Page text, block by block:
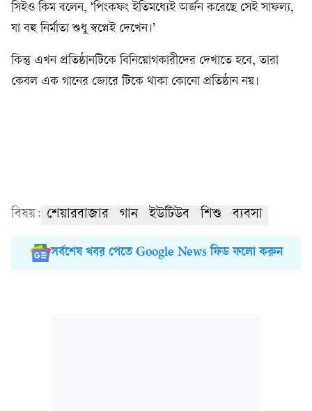
সিইও কিম বলেন, ‘পিংকফং ইতিমধ্যেই অর্জন করেছে সেই সাফল্য,
যা বহু নির্মাতা শুধু স্বপ্নেই দেখেন।’
কিন্তু এখন প্রতিষ্ঠানটিকে বিনিয়োগকারীদের দেখাতে হবে, তারা
কেবল এক গানের জোরে টিকে থাকা কোনো প্রতিষ্ঠান নয়।
বিষয়: শেয়ারবাজার গান ইউটিউব শিশু ব্যবসা
সর্বশেষ খবর পেতে Google News ফিড ফলো করুন